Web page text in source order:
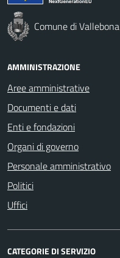
Comune di Vallebona
AMMINISTRAZIONE
Aree amministrative
Documenti e dati
Enti e fondazioni
Organi di governo
Personale amministrativo
Politici
Uffici
CATEGORIE DI SERVIZIO